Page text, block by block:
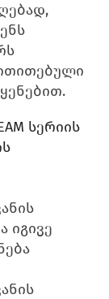
სერიის
იგივე